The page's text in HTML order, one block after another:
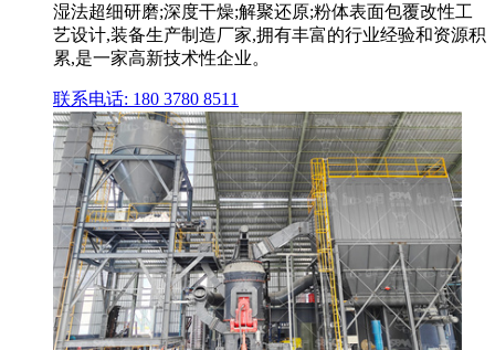
湿法超细研磨;深度干燥;解聚还原;粉体表面包覆改性工
艺设计,装备生产制造厂家,拥有丰富的行业经验和资源积
累,是一家高新技术性企业。
联系电话: 180 3780 8511